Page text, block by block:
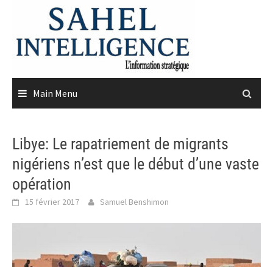
content
Main Menu
Libye: Le rapatriement de migrants
nigériens n’est que le début d’une vaste
opération
15 février 2017 Samuel Benshimon